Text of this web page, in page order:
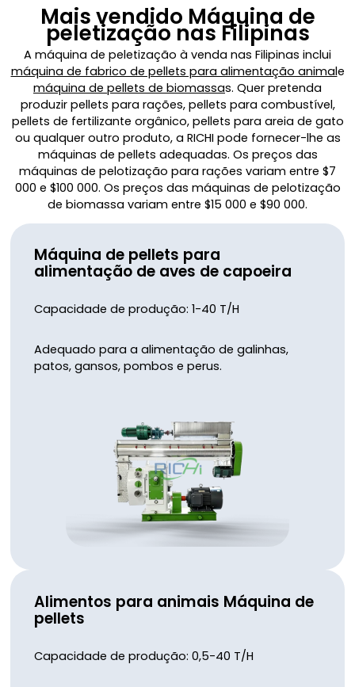
Mais vendido Máquina de
peletização nas Filipinas
A máquina de peletização à venda nas Filipinas inclui
máquina de fabrico de pellets para alimentação animale
máquina de pellets de biomassas. Quer pretenda
produzir pellets para rações, pellets para combustível,
pellets de fertilizante orgânico, pellets para areia de gato
ou qualquer outro produto, a RICHI pode fornecer-lhe as
máquinas de pellets adequadas. Os preços das
máquinas de pelotização para rações variam entre $7
000 e $100 000. Os preços das máquinas de pelotização
de biomassa variam entre $15 000 e $90 000.
Máquina de pellets para
alimentação de aves de capoeira
Capacidade de produção: 1-40 T/H
Adequado para a alimentação de galinhas,
patos, gansos, pombos e perus.
Alimentos para animais Máquina de
pellets
Capacidade de produção: 0,5-40 T/H